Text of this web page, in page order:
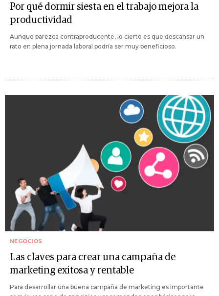
Por qué dormir siesta en el trabajo mejora la
productividad
Aunque parezca contraproducente, lo cierto es que descansar un
rato en plena jornada laboral podría ser muy beneficioso.
NEGOCIOS
Las claves para crear una campaña de
marketing exitosa y rentable
Para desarrollar una buena campaña de marketing es importante